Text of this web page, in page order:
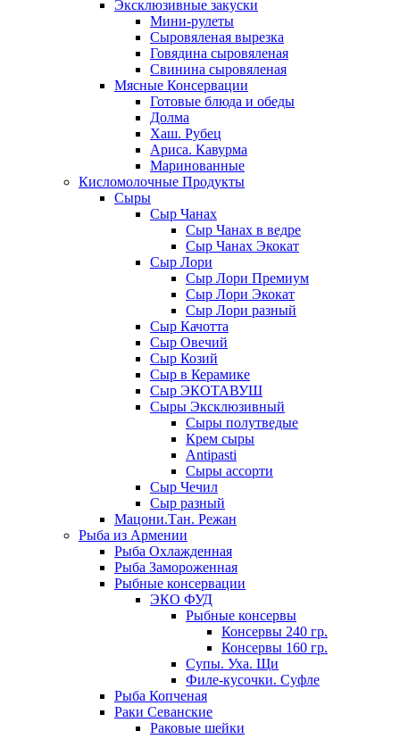
Эксклюзивные закуски
Мини-рулеты
Сыровяленая вырезка
Говядина сыровяленая
Свинина сыровяленая
Мясные Консервации
Готовые блюда и обеды
Долма
Хаш. Рубец
Ариса. Кавурма
Маринованные
Кисломолочные Продукты
Сыры
Сыр Чанах
Сыр Чанах в ведре
Сыр Чанах Экокат
Сыр Лори
Сыр Лори Премиум
Сыр Лори Экокат
Сыр Лори разный
Сыр Качотта
Сыр Овечий
Сыр Козий
Сыр в Керамике
Сыр ЭКОТАВУШ
Сыры Эксклюзивный
Сыры полутведые
Крем сыры
Antipasti
Сыры ассорти
Сыр Чечил
Сыр разный
Мацони.Тан. Режан
Рыба из Армении
Рыба Охлажденная
Рыба Замороженная
Рыбные консервации
ЭКО ФУД
Рыбные консервы
Консервы 240 гр.
Консервы 160 гр.
Супы. Уха. Щи
Филе-кусочки. Суфле
Рыба Копченая
Раки Севанские
Раковые шейки